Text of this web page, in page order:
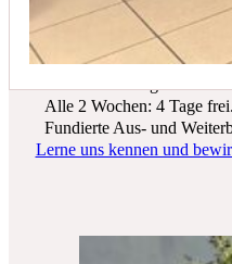
Wir bieten dir:
Ein sicherer Arbeitsplatz
Alle 2 Wochen: 4 Tage frei.
Fundierte Aus- und
Lerne uns kennen und